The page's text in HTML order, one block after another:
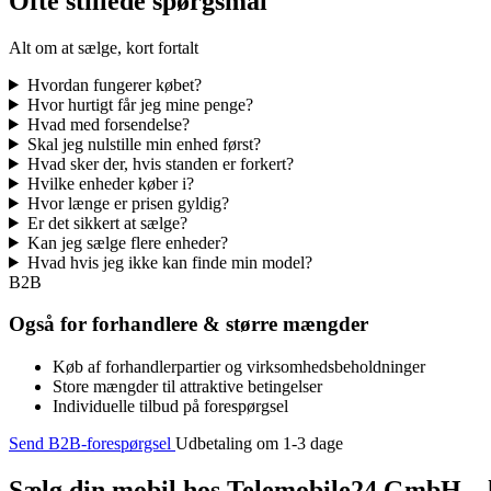
Alt om at sælge, kort fortalt
Hvordan fungerer købet?
Hvor hurtigt får jeg mine penge?
Hvad med forsendelse?
Skal jeg nulstille min enhed først?
Hvad sker der, hvis standen er forkert?
Hvilke enheder køber i?
Hvor længe er prisen gyldig?
Er det sikkert at sælge?
Kan jeg sælge flere enheder?
Hvad hvis jeg ikke kan finde min model?
B2B
Også for forhandlere & større mængder
Køb af forhandlerpartier og virksomhedsbeholdninger
Store mængder til attraktive betingelser
Individuelle tilbud på forespørgsel
Send B2B-forespørgsel Udbetaling om 1-3 dage